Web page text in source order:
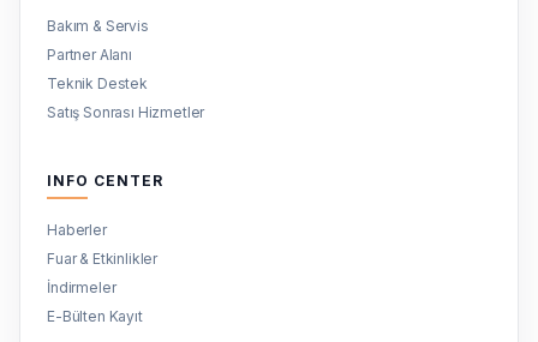
Bakım & Servis
Partner Alanı
Teknik Destek
Satış Sonrası Hizmetler
INFO CENTER
Haberler
Fuar & Etkinlikler
İndirmeler
E-Bülten Kayıt